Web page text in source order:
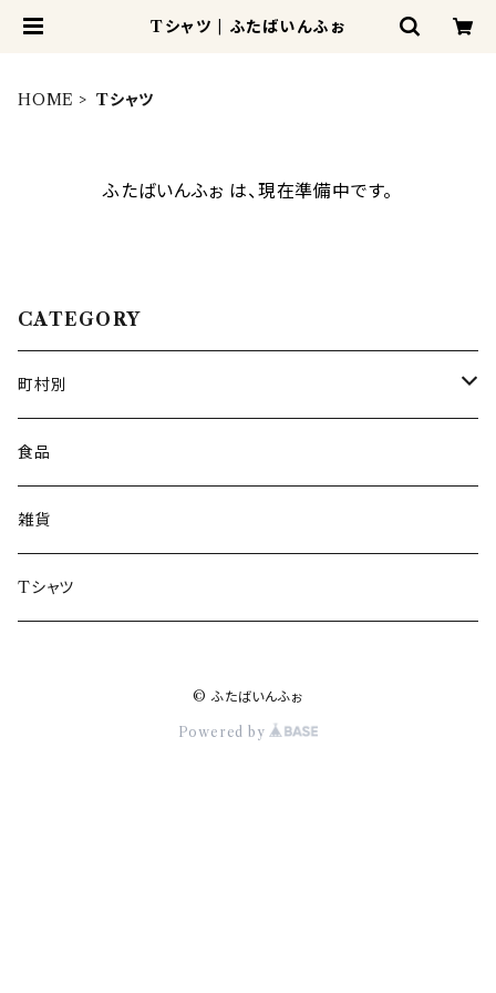
Tシャツ | ふたばいんふぉ
HOME Tシャツ
ふたばいんふぉ は、現在準備中です。
CATEGORY
町村別
広野町
楢葉町
富岡町
食品
雑貨
Tシャツ
© ふたばいんふぉ
Powered by